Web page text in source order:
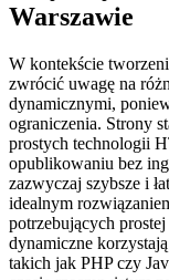
Warszawie
W kontekście
zwrócić uwagę na
dynamicznymi,
ograniczenia. Strony
prostych technologii
opublikowaniu bez
zazwyczaj szybsze i
idealnym
potrzebujących
dynamiczne
takich jak PHP czy